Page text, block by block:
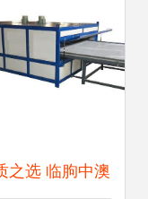
之选 临朐中澳